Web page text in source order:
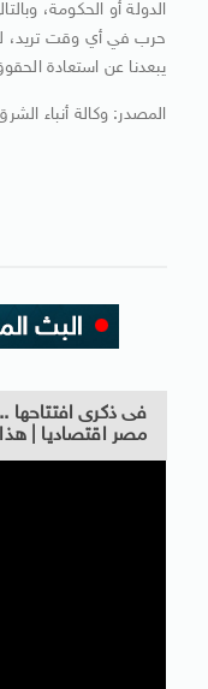
الدولة أو الحكومة،
حرب في أي وقت تريد،
يبعدنا عن استعادة
المصدر: وكالة أنباء
فى ذكرى افتتاحها
مصر اقتصاديا |